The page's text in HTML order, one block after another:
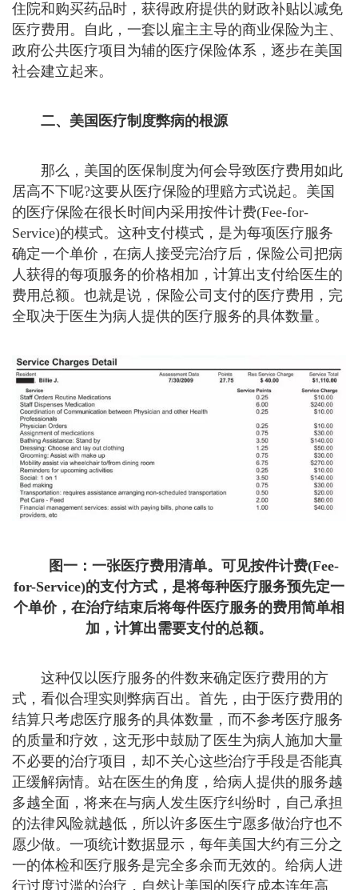
住院和购买药品时，获得政府提供的财政补贴以减免
医疗费用。自此，一套以雇主主导的商业保险为主、
政府公共医疗项目为辅的医疗保险体系，逐步在美国
社会建立起来。
二、美国医疗制度弊病的根源
那么，美国的医保制度为何会导致医疗费用如此
居高不下呢?这要从医疗保险的理赔方式说起。美国
的医疗保险在很长时间内采用按件计费(Fee-for-
Service)的模式。这种支付模式，是为每项医疗服务
确定一个单价，在病人接受完治疗后，保险公司把病
人获得的每项服务的价格相加，计算出支付给医生的
费用总额。也就是说，保险公司支付的医疗费用，完
全取决于医生为病人提供的医疗服务的具体数量。
图一：一张医疗费用清单。可见按件计费(Fee-
for-Service)的支付方式，是将每种医疗服务预先定一
个单价，在治疗结束后将每件医疗服务的费用简单相
加，计算出需要支付的总额。
这种仅以医疗服务的件数来确定医疗费用的方
式，看似合理实则弊病百出。首先，由于医疗费用的
结算只考虑医疗服务的具体数量，而不参考医疗服务
的质量和疗效，这无形中鼓励了医生为病人施加大量
不必要的治疗项目，却不关心这些治疗手段是否能真
正缓解病情。站在医生的角度，给病人提供的服务越
多越全面，将来在与病人发生医疗纠纷时，自己承担
的法律风险就越低，所以许多医生宁愿多做治疗也不
愿少做。一项统计数据显示，每年美国大约有三分之
一的体检和医疗服务是完全多余而无效的。给病人进
行过度过滥的治疗，自然让美国的医疗成本连年高